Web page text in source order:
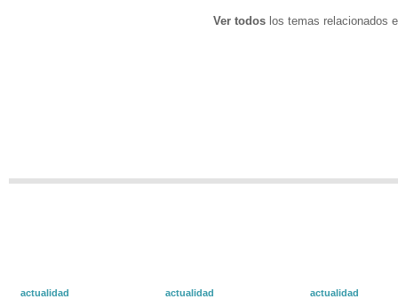
Ver todos los temas relacionados
actualidad
actualidad
actualidad